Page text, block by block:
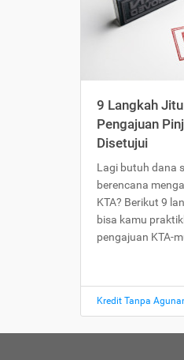
9 Langkah
Pengajuan
Disetujui
Lagi butuh dana
berencana
KTA? Berikut 9
bisa kamu
pengajuan KTA-
Kredit Tanpa